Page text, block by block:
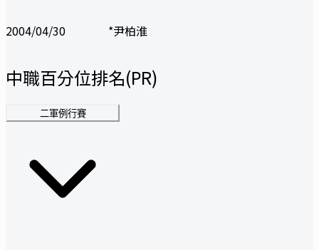
2004/04/30 *尹柏淮
中職百分位排名(PR)
二軍例行賽